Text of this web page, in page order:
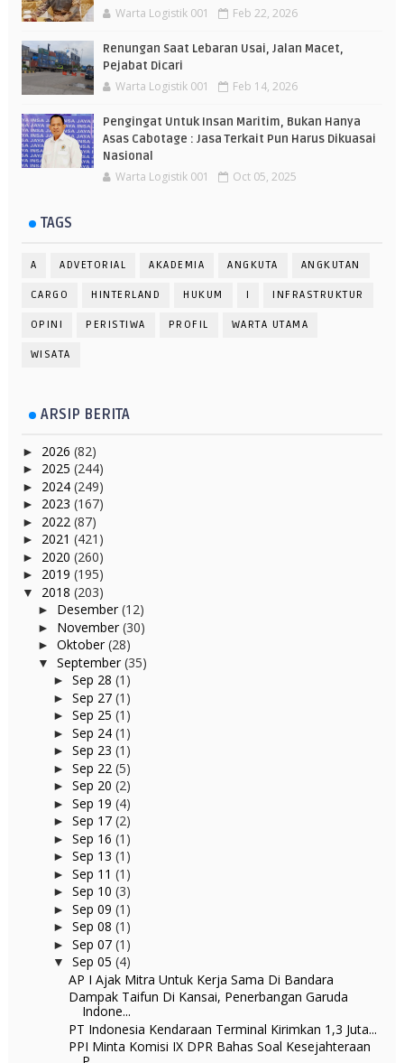
Warta Logistik 001 Feb 22, 2026
Renungan Saat Lebaran Usai, Jalan Macet,
Pejabat Dicari
Warta Logistik 001 Feb 14, 2026
Pengingat Untuk Insan Maritim, Bukan Hanya
Asas Cabotage : Jasa Terkait Pun Harus Dikuasai
Nasional
Warta Logistik 001 Oct 05, 2025
TAGS
A ADVETORIAL AKADEMIA ANGKUTA ANGKUTAN
CARGO HINTERLAND HUKUM I INFRASTRUKTUR
OPINI PERISTIWA PROFIL WARTA UTAMA
WISATA
ARSIP BERITA
► 2026 (82)
► 2025 (244)
► 2024 (249)
► 2023 (167)
► 2022 (87)
► 2021 (421)
► 2020 (260)
► 2019 (195)
▼ 2018 (203)
► Desember(12)
► November(30)
► Oktober(28)
▼ September(35)
► Sep 28 (1)
► Sep 27 (1)
► Sep 25 (1)
► Sep 24 (1)
► Sep 23 (1)
► Sep 22 (5)
► Sep 20 (2)
► Sep 19 (4)
► Sep 17 (2)
► Sep 16 (1)
► Sep 13 (1)
► Sep 11 (1)
► Sep 10 (3)
► Sep 09 (1)
► Sep 08 (1)
► Sep 07 (1)
▼ Sep 05 (4)
AP I Ajak Mitra Untuk Kerja Sama Di Bandara
Dampak Taifun Di Kansai, Penerbangan Garuda
Indone...
PT Indonesia Kendaraan Terminal Kirimkan 1,3 Juta...
PPI Minta Komisi IX DPR Bahas Soal Kesejahteraan